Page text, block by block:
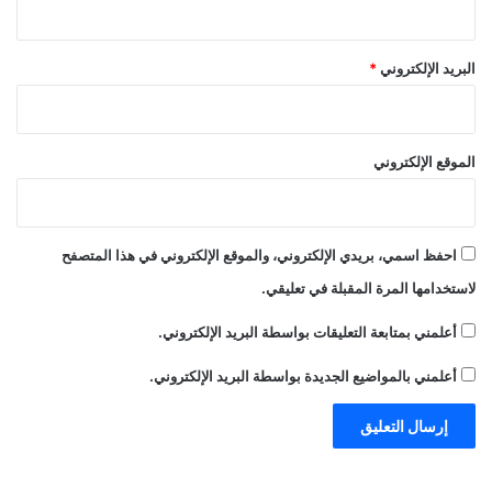
البريد الإلكتروني *
الموقع الإلكتروني
احفظ اسمي، بريدي الإلكتروني، والموقع الإلكتروني في هذا المتصفح
لاستخدامها المرة المقبلة في تعليقي.
أعلمني بمتابعة التعليقات بواسطة البريد الإلكتروني.
أعلمني بالمواضيع الجديدة بواسطة البريد الإلكتروني.